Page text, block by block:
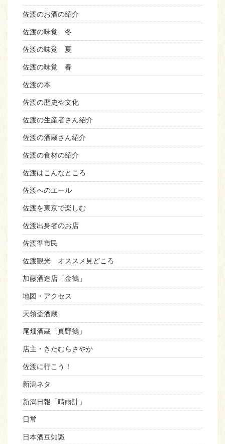
佐渡のお酒の紹介
佐渡の味覚 冬
佐渡の味覚 夏
佐渡の味覚 春
佐渡の本
佐渡の歴史や文化
佐渡の生産者さん紹介
佐渡の酒蔵さん紹介
佐渡の食材の紹介
佐渡はこんなところ
佐渡へのエール
佐渡を東京で楽しむ
佐渡出身者のお店
佐渡準市民
佐渡観光 オススメ見どころ
加藤酒造店「金鶴」
地図・アクセス
天領盃酒蔵
尾畑酒蔵「真野鶴」
店主・きたむらさやか
佐渡に行こう！
新潟ネタ
新潟日報「晴雨計」
日常
日本酒豆知識